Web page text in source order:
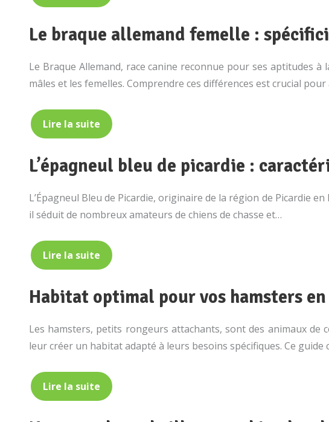
Le braque allemand femelle :
Le Braque Allemand, race canine reconnue pour ses aptitudes
mâles et les femelles. Comprendre ces différences est crucial
Lire la suite
L’épagneul bleu de picardie :
L’Épagneul Bleu de Picardie, originaire de la région de Picardie
il séduit de nombreux amateurs de chiens de chasse et…
Lire la suite
Habitat optimal pour vos hamsters
Les hamsters, petits rongeurs attachants, sont des animaux
leur créer un habitat adapté à leurs besoins spécifiques. Ce guide
Lire la suite